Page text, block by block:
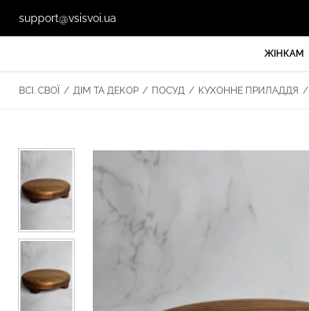
support@vsisvoi.ua
ЖІНКАМ
ВСІ. СВОЇ / ДІМ ТА ДЕКОР / ПОСУД / КУХОННЕ ПРИЛАДДЯ /